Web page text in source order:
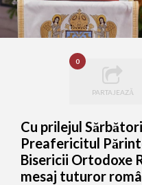
0
PARTAJEAZĂ
Cu prilejul
Preafericitul
Bisericii Ortodoxe
mesaj tuturor